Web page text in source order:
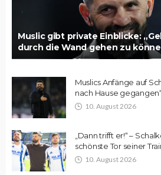
Muslic gibt private Einblicke:
durch die Wand gehen zu
Muslics Anfänge auf
nach Hause gegangen“
10. August 2026
„Dann trifft er!“ –
schönste Tor seiner
10. August 2026